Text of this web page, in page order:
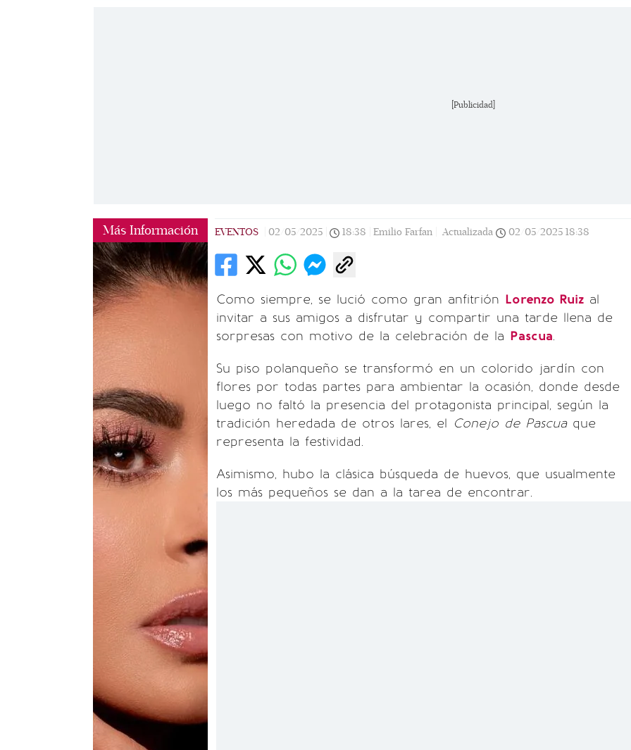
[Publicidad]
Más Información EVENTOS 02/05/2025 18:38 Emilio Farfan | Actualizada 02/05/2025 18:38
Como siempre, se lució como gran anfitrión Lorenzo Ruiz al
invitar a sus amigos a disfrutar y compartir una tarde llena de
sorpresas con motivo de la celebración de la Pascua.
Su piso polanqueño se transformó en un colorido jardín con
flores por todas partes para ambientar la ocasión, donde desde
luego no faltó la presencia del protagonista principal, según la
tradición heredada de otros lares, el Conejo de Pascuaque
representa la festividad.
Asimismo, hubo la clásica búsqueda de huevos, que usualmente
los más pequeños se dan a la tarea de encontrar.